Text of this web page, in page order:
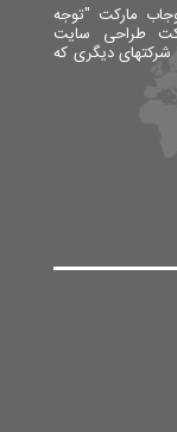
مارکت "توجه
طراحی سایت
شرکتهای دیگری که